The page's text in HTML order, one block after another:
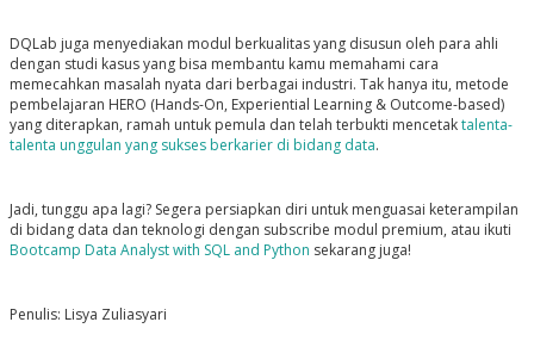
DQLab juga menyediakan modul berkualitas yang disusun oleh para ahli
dengan studi kasus yang bisa membantu kamu memahami cara
memecahkan masalah nyata dari berbagai industri. Tak hanya itu, metode
pembelajaran HERO (Hands-On, Experiential Learning & Outcome-based)
yang diterapkan, ramah untuk pemula dan telah terbukti mencetaktalenta-
talenta unggulan yang sukses berkarier di bidang data.
Jadi, tunggu apa lagi? Segera persiapkan diri untuk menguasai keterampilan
di bidang data dan teknologi dengan subscribe modul premium, atau ikuti
Bootcamp Data Analyst with SQL and Python sekarang juga!
Penulis: Lisya Zuliasyari